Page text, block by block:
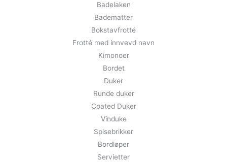
Badelaken
Badematter
Bokstavfrotté
Frotté med innvevd navn
Kimonoer
Bordet
Duker
Runde duker
Coated Duker
Vinduke
Spisebrikker
Bordløper
Servietter